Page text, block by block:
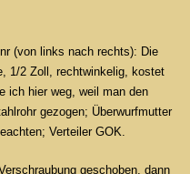
(von links nach rechts): Die
1/2 Zoll, rechtwinkelig, kostet
ich hier weg, weil man den
gezogen; Überwurfmutter
Verteiler GOK.
geschoben, dann